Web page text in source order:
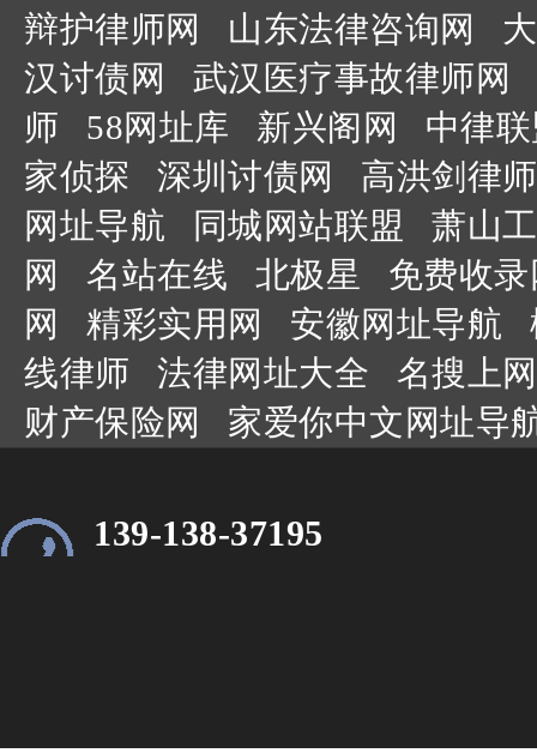
辩护律师网
山东法律咨询网
汉讨债网
武汉医疗事故律师网
师
58网址库 新兴阁网
中律
家侦探
深圳讨债网
高洪剑律
网址导航
同城网站联盟
萧山
网
名站在线 北极星
免费收录
网
精彩实用网 安徽网址导航
线律师
法律网址大全
名搜上
财产保险网
家爱你中文网址导
139-138-37195